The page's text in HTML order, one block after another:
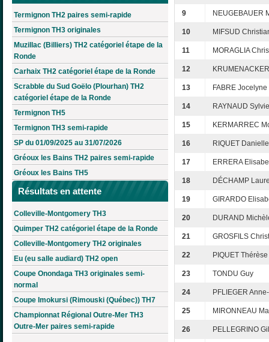
Termignon TH2 paires semi-rapide
Termignon TH3 originales
Muzillac (Billiers) TH2 catégoriel étape de la
Ronde
Carhaix TH2 catégoriel étape de la Ronde
Scrabble du Sud Goëlo (Plourhan) TH2
catégoriel étape de la Ronde
Termignon TH5
Termignon TH3 semi-rapide
SP du 01/09/2025 au 31/07/2026
Gréoux les Bains TH2 paires semi-rapide
Gréoux les Bains TH5
Résultats en attente
Colleville-Montgomery TH3
Quimper TH2 catégoriel étape de la Ronde
Colleville-Montgomery TH2 originales
Eu (eu salle audiard) TH2 open
Coupe Onondaga TH3 originales semi-
normal
Coupe Imokursi (Rimouski (Québec)) TH7
Championnat Régional Outre-Mer TH3
Outre-Mer paires semi-rapide
9 NEUGEBAUER
10 MIFSUD
11 MORAGLIA
12
13 FABRE Jocelyne
14 RAYNAUD Sylvie
15 KERMARREC
16 RIQUET Danielle
17 ERRERA
18 DÉCHAMP
19 GIRARDO
20 DURAND
21 GROSFILS
22 PIQUET Thérèse
23 TONDU Guy
24 PFLIEGER
25 MIRONNEAU
26 PELLEGRINO